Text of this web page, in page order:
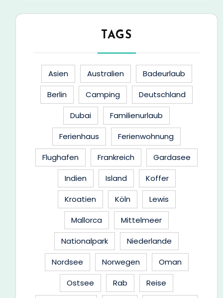
TAGS
Asien Australien
Badeurlaub
Berlin
Camping
Deutschland
Dubai
Familienurlaub
Ferienhaus
Ferienwohnung
Flughafen
Frankreich
Gardasee
Indien
Island
Koffer
Kroatien
Köln
Lewis
Mallorca
Mittelmeer
Nationalpark
Niederlande
Nordsee
Norwegen
Oman
Ostsee
Rab
Reise